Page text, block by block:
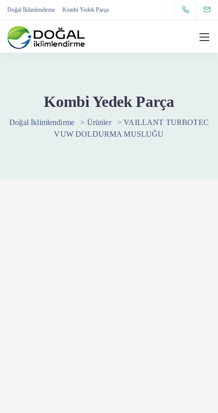
Doğal İklimlendirme Kombi Yedek Parça
Kombi Yedek Parça
Doğal İklimlendirme > Ürünler >VAILLANT TURBOTEC
VUW DOLDURMA MUSLUĞU